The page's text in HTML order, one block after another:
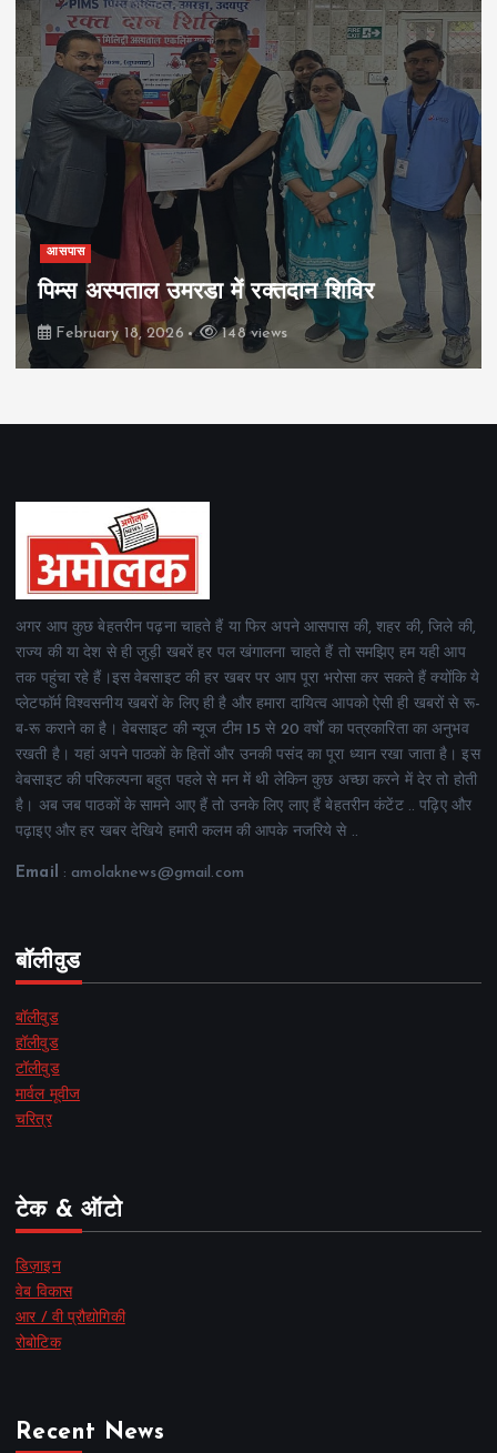
आसपास
पिम्स अस्पताल उमरडा में रक्तदान शिविर
February 18, 2026 148 views
अगर आप कुछ बेहतरीन पढ़ना चाहते हैं या फिर अपने आसपास की, शहर की, जिले की,
राज्य की या देश से ही जुड़ी खबरें हर पल खंगालना चाहते हैं तो समझिए हम यही आप
तक पहुंचा रहे हैं।इस वेबसाइट की हर खबर पर आप पूरा भरोसा कर सकते हैं क्योंकि ये
प्लेटफॉर्म विश्वसनीय खबरों के लिए ही है और हमारा दायित्व आपको ऐसी ही खबरों से रू-
ब-रू कराने का है। वेबसाइट की न्यूज टीम 15 से 20 वर्षों का पत्रकारिता का अनुभव
रखती है। यहां अपने पाठकों के हितों और उनकी पसंद का पूरा ध्यान रखा जाता है। इस
वेबसाइट की परिकल्पना बहुत पहले से मन में थी लेकिन कुछ अच्छा करने में देर तो होती
है। अब जब पाठकों के सामने आए हैं तो उनके लिए लाए हैं बेहतरीन कंटेंट .. पढ़िए और
पढ़ाइए और हर खबर देखिये हमारी कलम की आपके नजरिये से ..
Email : amolaknews@gmail.com
बॉलीवुड
बॉलीवुड
हॉलीवुड
टॉलीवुड
मार्वल मूवीज
चरित्र
टेक & ऑटो
डिज़ाइन
वेब विकास
आर / वी प्रौद्योगिकी
रोबोटिक
Recent News